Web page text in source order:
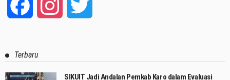
Facebook Instagram
Terbaru
SIKUIT Jadi Andalan Pemkab Karo dalam Evaluasi